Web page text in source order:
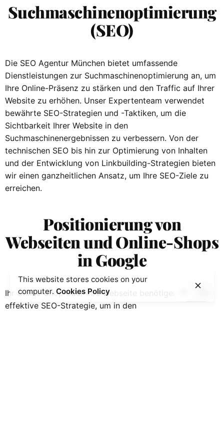
Suchmaschinenoptimierung
(SEO)
Die SEO Agentur München bietet umfassende
Dienstleistungen zur Suchmaschinenoptimierung an, um
Ihre Online-Präsenz zu stärken und den Traffic auf Ihrer
Website zu erhöhen. Unser Expertenteam verwendet
bewährte SEO-Strategien und -Taktiken, um die
Sichtbarkeit Ihrer Website in den
Suchmaschinenergebnissen zu verbessern. Von der
technischen SEO bis hin zur Optimierung von Inhalten
und der Entwicklung von Linkbuilding-Strategien bieten
wir einen ganzheitlichen Ansatz, um Ihre SEO-Ziele zu
erreichen.
Positionierung von
Webseiten und Online-Shops
in Google
Ihr Online-Shop oder Ihre Webseite benötigen eine
effektive SEO-Strategie, um in den
This website stores cookies on your
computer. Cookies Policy